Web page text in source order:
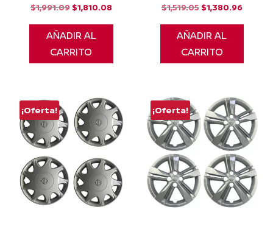
$1,991.09 El
precio
original
era:
$1,810.08El
precio
AÑADIR AL
CARRITO
$1,519.05 El
precio
original
era:
$1,380.96El
precio
AÑADIR AL
CARRITO
¡Oferta! ¡Oferta!